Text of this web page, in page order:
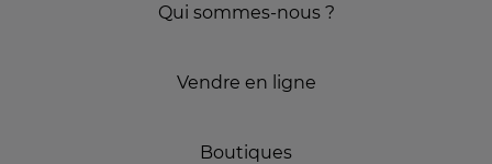
Qui sommes-nous ?
Vendre en ligne
Boutiques